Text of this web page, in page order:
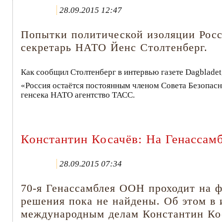
28.09.2015 12:47
Попытки политической изоляции
секретарь НАТО Йенс Столтенберг.
Как сообщил Столтенберг в интервью газете
«Россия остаётся постоянным членом Совета
генсека НАТО агентство ТАСС.
Константин Косачёв: На
28.09.2015 07:34
70-я Генассамблея ООН проходит на
решения пока не найдены. Об этом в
международным делам Константин